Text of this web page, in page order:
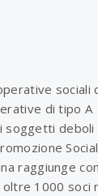
sociali
di tipo A
soggetti deboli
raggiunge
1000 soci